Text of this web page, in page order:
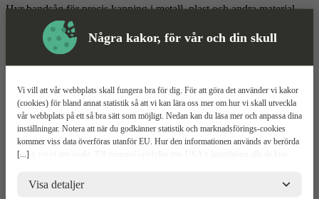
Några kakor, för vår och din skull
[...]
Vi vill att vår webbplats skall fungera bra för dig. För att göra det använder vi kakor
(cookies) för bland annat statistik så att vi kan lära oss mer om hur vi skall utveckla
vår webbplats på ett så bra sätt som möjligt. Nedan kan du läsa mer och anpassa dina
inställningar. Notera att när du godkänner statistik och marknadsförings-cookies
kommer viss data överföras utanför EU. Hur den informationen används av berörda
bolag vet vi inte exakt. Till exempel uppfyller inte USA:s lagstiftning alla de krav
risker för dina personuppgifter. De berörda bolagen måste lämna över uppgifter till
brottsbekämpande myndigheter i USA om de får en sådan begäran. Det kan dock
Visa detaljer
Hyr bandsåg för precis kapning i metall, plast och andra material.
Hos ToolPal hittar du bandsågar för proffs och hantverkare. Boka
smidigt online och välj att hyra under en fast period eller med
flexibelt avtal där hyrestiden enkelt kan anpassas efter projektet.
Om ToolPal
Om oss
5 enkla steg
Boka demo
Vattenrening